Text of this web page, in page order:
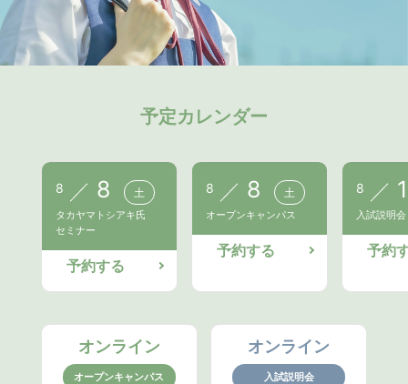
予定カレンダー
8 8 土
タカヤマトシアキ氏
セミナー
予約する
8 8 土
オープンキャンパス
予約する
8
入試説明会
予約
オンライン
オープンキャンパス
オンライン
入試説明会